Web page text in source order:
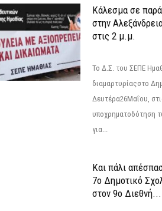
Κάλεσμα σε
στην
στις 2 μ.μ.
Το Δ.Σ. του ΣΕΠΕ
διαμαρτυρίαςστο
Δευτέρα26Μαΐου,
υποχρηματοδότηση
για...
Και πάλι
7ο Δημοτικό
στον 9ο Διεθνή...